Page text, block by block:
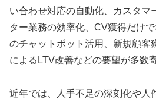
い合わせ対応の自動化、カスタマ
ター業務の効率化、CV獲得だけ
のチャットボット活用、新規顧客
によるLTV改善などの要望が多数
近年では、人手不足の深刻化や人